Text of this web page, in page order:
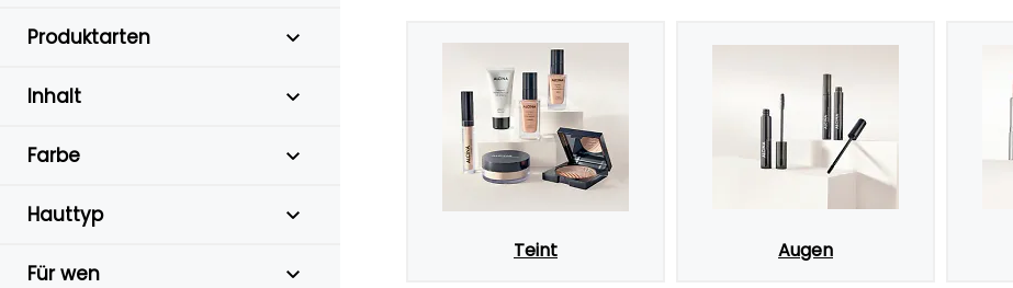
Produktarten
Inhalt
Farbe
Hauttyp
Für wen
Teint Augen